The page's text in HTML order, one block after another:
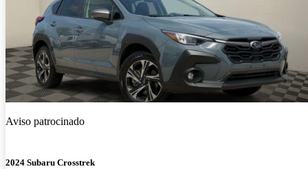
Aviso patrocinado
2024 Subaru Crosstrek